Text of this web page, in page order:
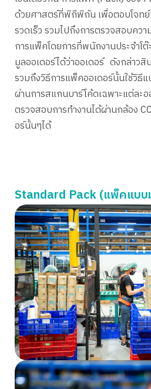
ด้วยศาสตร์ที่พิถีพิถัน เพื่อตอบโจทย์
รวดเร็ว รวมไปถึงการตรวจสอบคว
การแพ็คโดยการที่พนักงานประจำโ
มูลออเดอร์ได้ว่าออเดอร์ ดังกล่าว
รวมถึงวิธีการแพ็คออเดอร์นั้นใช้วิธี
ผ่านการสแกนบาร์โค้ดเฉพาะแต่ละอ
ตรวจสอบการทำงานได้ผ่านกล้อง
อร์นั้นๆได้
Standard Pack (แพ็คแบบ